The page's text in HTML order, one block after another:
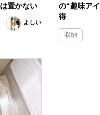
置かない
よしい
の“趣味ア
得
収納